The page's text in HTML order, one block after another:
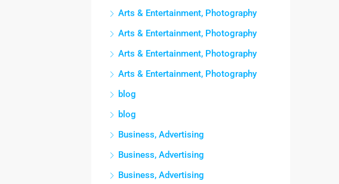
Arts & Entertainment, Photography
Arts & Entertainment, Photography
Arts & Entertainment, Photography
Arts & Entertainment, Photography
blog
blog
Business, Advertising
Business, Advertising
Business, Advertising